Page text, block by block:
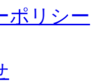
ポリシー